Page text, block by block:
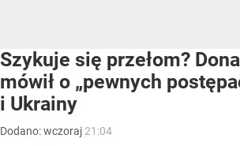
Szykuje się przełom?
mówił o „pewnych
i Ukrainy
Dodano:wczoraj 21:04